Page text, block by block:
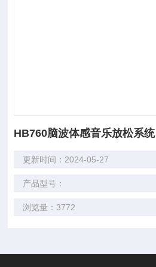
HB760脑波体感音乐放松系统
更新时间：2024-05-27
产品型号：
浏览量：3772